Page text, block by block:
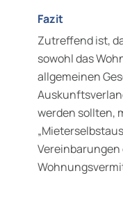
Fazit
Zutreffend ist,
sowohl das
allgemeinen
werden sollten,